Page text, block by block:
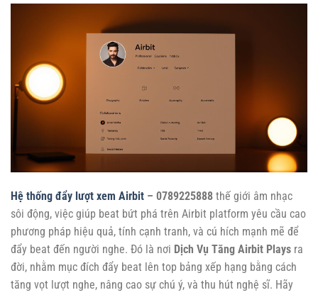
Hệ thống đẩy lượt xem Airbit – 0789225888 thế giới âm nhạc
sôi động, việc giúp beat bứt phá trên Airbit platform yêu cầu cao
phương pháp hiệu quả, tính cạnh tranh, và cú hích mạnh mẽ để
đẩy beat đến người nghe. Đó là nơi Dịch Vụ Tăng Airbit Plays ra
đời, nhằm mục đích đẩy beat lên top bảng xếp hạng bằng cách
tăng vọt lượt nghe, nâng cao sự chú ý, và thu hút nghệ sĩ. Hãy